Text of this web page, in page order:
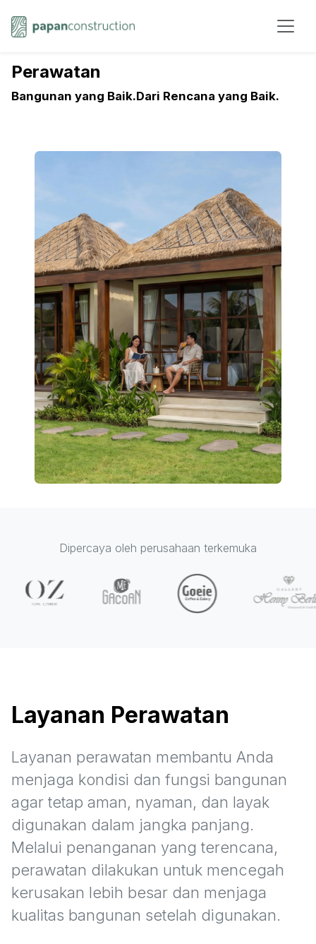
Perawatan
Bangunan yang Baik.Dari Rencana yang Baik.
Dipercaya oleh perusahaan terkemuka
Layanan Perawatan
Layanan perawatan membantu Anda
menjaga kondisi dan fungsi bangunan
agar tetap aman, nyaman, dan layak
digunakan dalam jangka panjang.
Melalui penanganan yang terencana,
perawatan dilakukan untuk mencegah
kerusakan lebih besar dan menjaga
kualitas bangunan setelah digunakan.